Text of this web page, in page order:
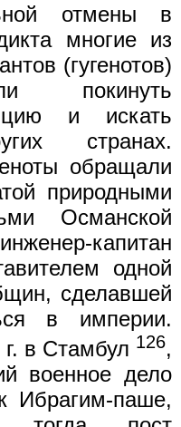
отмены в
многие из
(гугенотов)
покинуть
и искать
странах.
обращали
природными
Османской
капитан
одной
сделавшей
в империи.
в Стамбул 126,
военное дело
Ибрагим-паше,